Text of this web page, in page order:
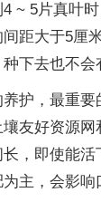
~ 5片真叶
距大于5厘
下去也不会
护，最重
友好资源网
，即使能
主，会影响